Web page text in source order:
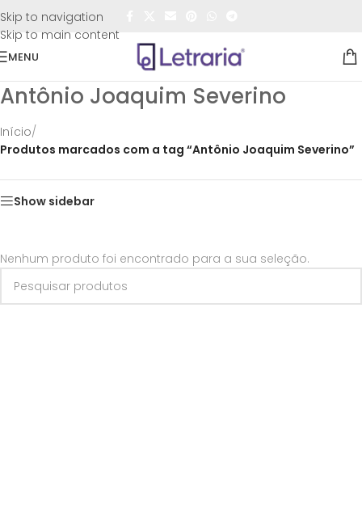
Skip to navigation
Skip to main content
FRETE GRÁTIS
MENU
Antônio Joaquim Severino
Início/
Produtos marcados com a tag “Antônio Joaquim Severino”
Show sidebar
Nenhum produto foi encontrado para a sua seleção.